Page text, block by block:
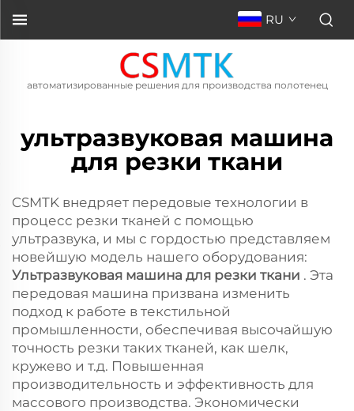
RU
автоматизированные решения для производства полотенец
ультразвуковая машина
для резки ткани
CSMTK внедряет передовые технологии в
процесс резки тканей с помощью
ультразвука, и мы с гордостью представляем
новейшую модель нашего оборудования:
Ультразвуковая машина для резки ткани . Эта
передовая машина призвана изменить
подход к работе в текстильной
промышленности, обеспечивая высочайшую
точность резки таких тканей, как шелк,
кружево и т.д. Повышенная
производительность и эффективность для
массового производства. Экономически